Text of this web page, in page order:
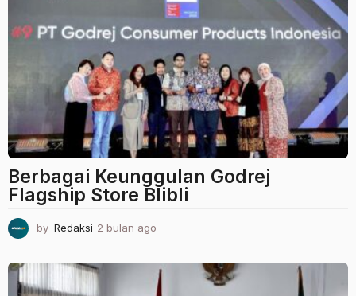
Berbagai Keunggulan Godrej
Flagship Store Blibli
by Redaksi 2 bulan ago
l
a